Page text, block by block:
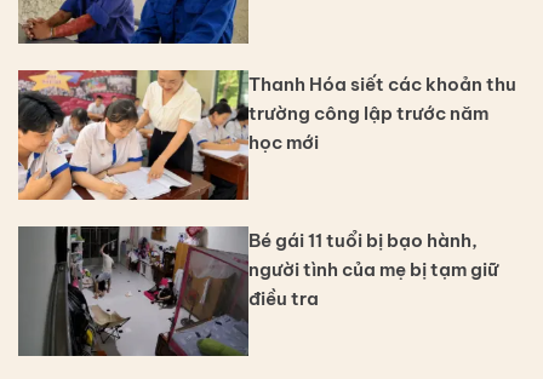
Thanh Hóa siết các khoản thu
trường công lập trước năm
học mới
Bé gái 11 tuổi bị bạo hành,
người tình của mẹ bị tạm giữ
điều tra